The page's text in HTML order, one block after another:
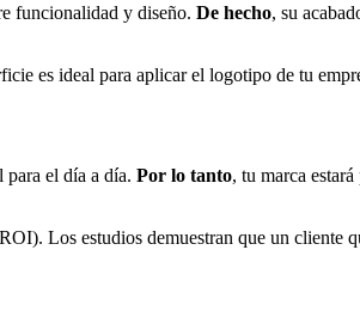
funcionalidad y diseño. De hecho, su
es ideal para aplicar el logotipo de tu
para el día a día. Por lo tanto, tu marca
Los estudios demuestran que un cliente